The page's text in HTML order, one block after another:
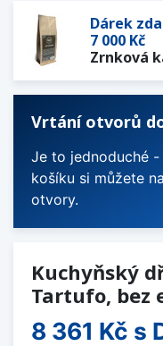
Dárek
7 000 Kč
Zrnková
Vrtání otvorů
Je to jednoduché
košíku si můžete
otvory.
Kuchyňský
Tartufo, bez
8 361 Kč s